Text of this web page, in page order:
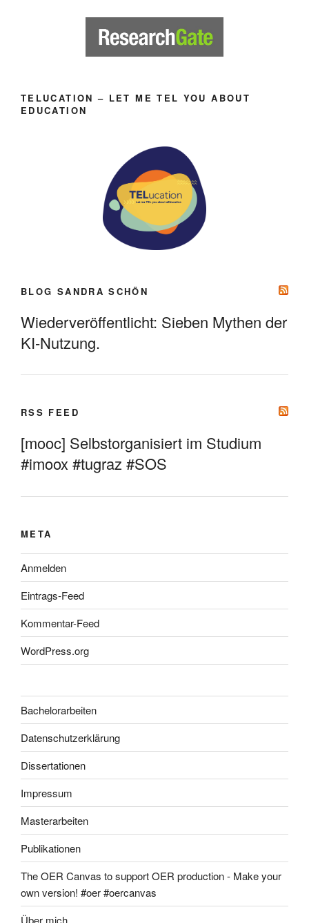
TELUCATION – LET ME TEL YOU ABOUT
EDUCATION
BLOG SANDRA SCHÖN
Wiederveröffentlicht: Sieben Mythen der
KI-Nutzung.
RSS FEED
[mooc] Selbstorganisiert im Studium
#imoox #tugraz #SOS
META
Anmelden
Eintrags-Feed
Kommentar-Feed
WordPress.org
Bachelorarbeiten
Datenschutzerklärung
Dissertationen
Impressum
Masterarbeiten
Publikationen
The OER Canvas to support OER production - Make your
own version! #oer #oercanvas
Über mich